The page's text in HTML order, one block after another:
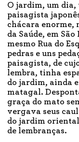
O jardim, um dia,
paisagista
chácara enorme,
da Saúde, em
mesmo Rua do
pedras e uns
paisagista, de
lembra, tinha
do jardim, ainda
matagal.
graça do mato
vergava seus
do jardim
de lembranças.